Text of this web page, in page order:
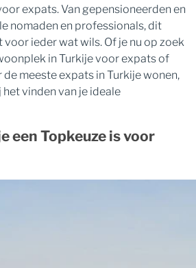
expats. Van gepensioneerden en
nomaden en professionals, dit
ieder wat wils. Of je nu op zoek
in Turkije voor expats of
meeste expats in Turkije wonen,
vinden van je ideale
een Topkeuze is voor